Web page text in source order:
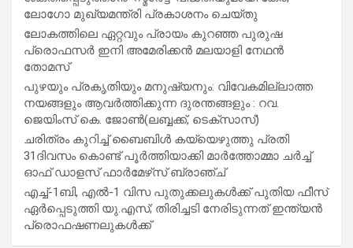
ലോഗോ മുഖ്യമന്ത്രി പ്രകാശനം ചെയ്തു
ലോകത്തിലെ ഏറ്റവും പ്രായം കുറഞ്ഞ പുരുഷ
പ്രൊഫസർ ഇനി അമേരിക്കൻ മലയാളി നേഥൻ
തോമസ്
പുഴയും പ്രകൃതിയും മനുഷ്യനും: വിവേകമില്ലാത്ത
നയങ്ങളും ആവർത്തിക്കുന്ന ദുരന്തങ്ങളും : റവ.
ജെയിംസ് കെ. ജോൺ(ലബ്ബക്ക്, ടെക്സാസ്)
ചരിത്രം കുറിച്ച് ബൈബിൾ കയ്യെഴുത്തു പ്രതി
31ദിവസം കൊണ്ട് പൂർത്തിയാക്കി മാർത്തോമ്മാ ചർച്ച്
ഓഫ് ഡാളസ് ഫാർമേഴ്‌സ് ബ്രാഞ്ച്
എച്ച്-1ബി, എൽ-1 വിസ പുതുക്കലുകൾക്ക് പുതിയ ഫീസ്
ഏർപ്പെടുത്തി യു.എസ്; തിരിച്ചടി നേരിടുന്നത് ഇന്ത്യൻ
പ്രൊഫഷണലുകൾക്ക്